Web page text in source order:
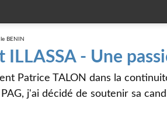
ILLASSA - Une
Patrice TALON dans la
j'ai décidé de soutenir sa